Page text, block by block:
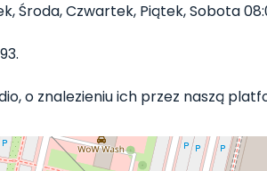
Środa, Czwartek, Piątek, Sobota
o znalezieniu ich przez naszą